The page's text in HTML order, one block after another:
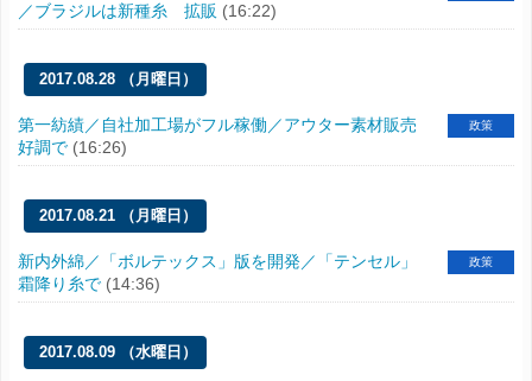
／ブラジルは新種糸 拡販 (16:22)
2017.08.28 （月曜日）
第一紡績／自社加工場がフル稼働／アウター素材販売
好調で (16:26)
政策
2017.08.21 （月曜日）
新内外綿／「ボルテックス」版を開発／「テンセル」
霜降り糸で (14:36)
政策
2017.08.09 （水曜日）